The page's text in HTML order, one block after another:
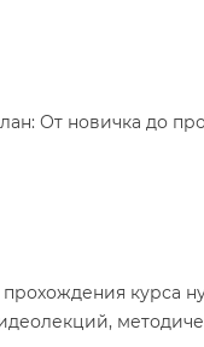
От новичка до
курса